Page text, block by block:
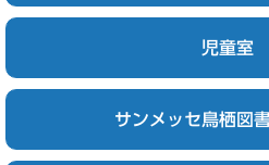
児童室
サンメッセ鳥栖図